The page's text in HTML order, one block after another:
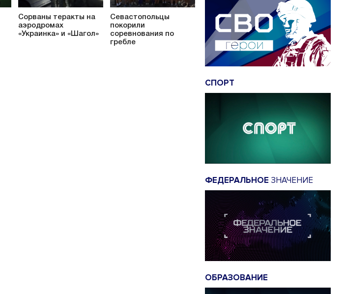
Сорваны теракты на
аэродромах
«Украинка» и «Шагол»
Севастопольцы
покорили
соревнования по
гребле
СПОРТ
ФЕДЕРАЛЬНОЕ ЗНАЧЕНИЕ
ОБРАЗОВАНИЕ